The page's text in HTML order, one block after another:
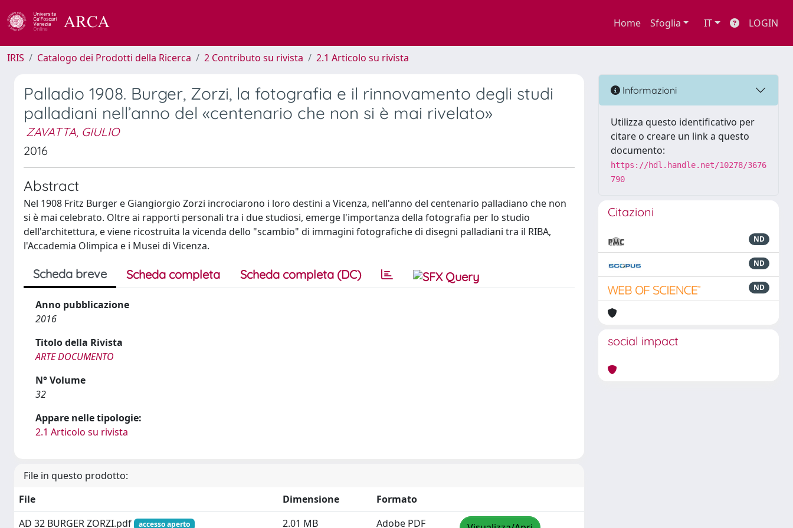
Home Sfoglia IT LOGIN
IRIS Catalogo dei Prodotti della Ricerca 2 Contributo su rivista 2.1 Articolo su rivista
Palladio 1908. Burger, Zorzi, la fotografia e il rinnovamento degli studi
palladiani nell’anno del «centenario che non si è mai rivelato»
ZAVATTA, GIULIO
2016
Abstract
Nel 1908 Fritz Burger e Giangiorgio Zorzi incrociarono i loro destini a Vicenza, nell'anno del centenario palladiano che non
si è mai celebrato. Oltre ai rapporti personali tra i due studiosi, emerge l'importanza della fotografia per lo studio
dell'architettura, e viene ricostruita la vicenda dello "scambio" di immagini fotografiche di disegni palladiani tra il RIBA,
l'Accademia Olimpica e i Musei di Vicenza.
Scheda breve Scheda completa Scheda completa (DC)
Anno pubblicazione
2016
Titolo della Rivista
ARTE DOCUMENTO
N° Volume
32
Appare nelle tipologie:
2.1 Articolo su rivista
File in questo prodotto:
File
Dimensione
Formato
AD 32 BURGER ZORZI.pdf
accesso aperto 2.01 MB Adobe PDF
Informazioni
Utilizza questo identificativo per
citare o creare un link a questo
documento:
https://hdl.handle.net/10278/3676
790
Citazioni
ND
ND
ND
social impact